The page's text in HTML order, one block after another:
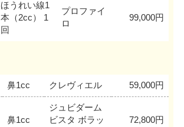
ほうれい線1
本（2cc） 1
回
プロファイ
ロ
99,000円
鼻1cc クレヴィエル 59,000円
鼻1cc
ジュビダーム
ビスタ ボラッ
72,800円